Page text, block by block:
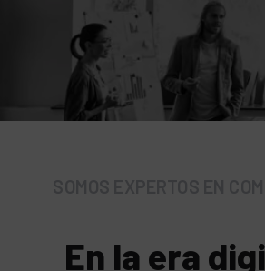
En la era